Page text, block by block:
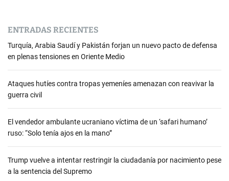
ENTRADAS RECIENTES
Turquía, Arabia Saudí y Pakistán forjan un nuevo pacto de defensa
en plenas tensiones en Oriente Medio
Ataques hutíes contra tropas yemeníes amenazan con reavivar la
guerra civil
El vendedor ambulante ucraniano víctima de un ‘safari humano’
ruso: “Solo tenía ajos en la mano”
Trump vuelve a intentar restringir la ciudadanía por nacimiento pese
a la sentencia del Supremo